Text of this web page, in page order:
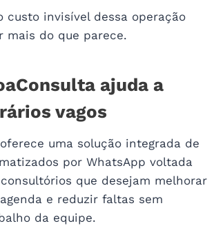
custo invisível dessa operação
mais do que parece.
ajuda a
vagos
uma solução integrada de
por WhatsApp voltada
que desejam melhorar
e reduzir faltas sem
da equipe.